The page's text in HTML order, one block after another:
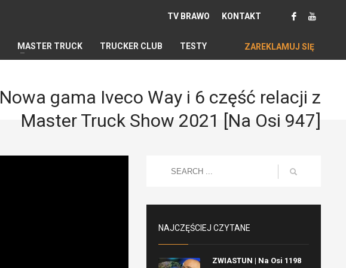
TV BRAWO KONTAKT
MASTER TRUCK TRUCKER CLUB TESTY ZAREKLAMUJ SIĘ
Nowa gama Iveco Way i 6 część relacji z
Master Truck Show 2021 [Na Osi 947]
NAJCZĘŚCIEJ CZYTANE
ZWIASTUN | Na Osi 1198